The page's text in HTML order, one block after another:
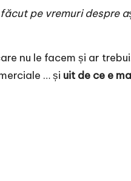
pe vremuri despre
nu le facem și ar
… și uit de ce e